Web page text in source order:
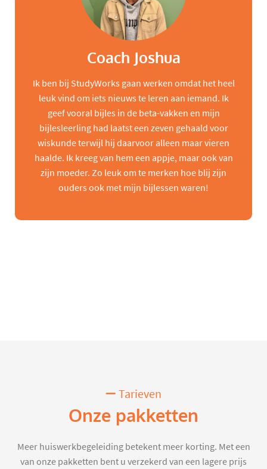
Coach Joshua
Ik ben bij StudyWorks gaan werken omdat het heel
leuk vind om iets nieuws te leren aan iemand. Ik
geef vooral bijles in de beta-vakken en mijn
bijlesleerling had laatst een zeven gehaald voor
wiskunde terwijl hij daarvoor alleen maar vieren
haalde. Ik kreeg van hem een appje, maar ook van
zijn moeder. Zo leuk om te merken hoe blij zijn
ouders ook met mijn bijlessen waren!
Tarieven
Onze pakketten
Meer huiswerkbegeleiding betekent meer korting. Met een
van onze pakketten bent u verzekerd van een lagere prijs